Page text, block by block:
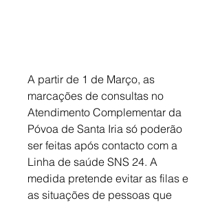
A partir de 1 de Março, as
marcações de consultas no
Atendimento Complementar da
Póvoa de Santa Iria só poderão
ser feitas após contacto com a
Linha de saúde SNS 24. A
medida pretende evitar as filas e
as situações de pessoas que